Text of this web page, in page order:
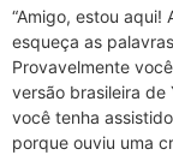
“Amigo, estou aqui!
esqueça as
Provavelmente
versão brasileira de
você tenha
porque ouviu uma